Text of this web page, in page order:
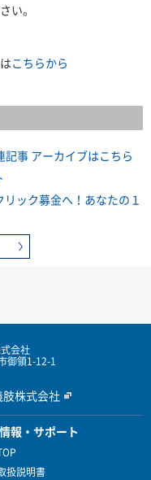
い。
こちらから
事 アーカイブはこちら
ック募金へ！あなたの１
式会社
御領1-12-1
肢株式会社
報・サポート
扱説明書